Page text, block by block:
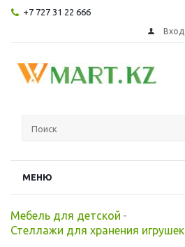
+7 727 31 22 666
Вход
МЕНЮ
Мебель для детской -
Стеллажи для хранения игрушек